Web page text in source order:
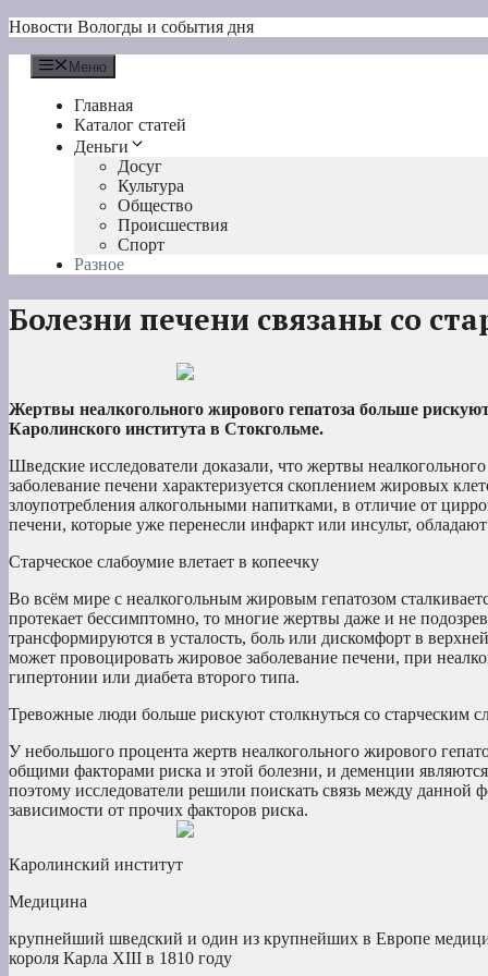
Перейти
содержимому
Новости Вологды и события дня
Меню
Главная
Каталог статей
Деньги
Досуг
Культура
Общество
Происшествия
Спорт
Разное
Болезни печени связаны со
Жертвы неалкогольного жирового гепатоза больше
Каролинского института в Стокгольме.
Шведские исследователи доказали, что жертвы
заболевание печени характеризуется скоплением жировых
злоупотребления алкогольными напитками, в отличие от
печени, которые уже перенесли инфаркт или инсульт,
Старческое слабоумие влетает в копеечку
Во всём мире с неалкогольным жировым гепатозом
протекает бессимптомно, то многие жертвы даже и не
трансформируются в усталость, боль или дискомфорт в
может провоцировать жировое заболевание печени, при
гипертонии или диабета второго типа.
Тревожные люди больше рискуют столкнуться со старческим
У небольшого процента жертв неалкогольного жирового
общими факторами риска и этой болезни, и деменции
поэтому исследователи решили поискать связь между данной
зависимости от прочих факторов риска.
Каролинский институт
Медицина
крупнейший шведский и один из крупнейших в Европе
короля Карла XIII в 1810 году